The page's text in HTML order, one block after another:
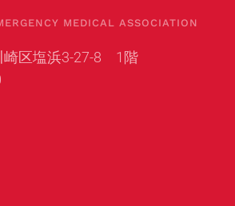
MEDICAL ASSOCIATION
崎区塩浜3-27-8 1階